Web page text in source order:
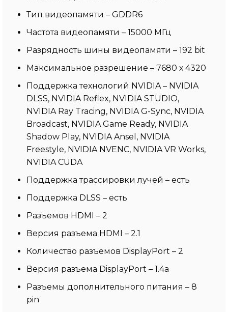
Тип видеопамяти – GDDR6
Частота видеопамяти – 15000 МГц
Разрядность шины видеопамяти – 192 bit
Максимальное разрешение – 7680 х 4320
Поддержка технологий NVIDIA – NVIDIA
DLSS, NVIDIA Reflex, NVIDIA STUDIO,
NVIDIA Ray Tracing, NVIDIA G-Sync, NVIDIA
Broadcast, NVIDIA Game Ready, NVIDIA
Shadow Play, NVIDIA Ansel, NVIDIA
Freestyle, NVIDIA NVENC, NVIDIA VR Works,
NVIDIA CUDA
Поддержка трассировки лучей – есть
Поддержка DLSS – есть
Разъемов HDMI – 2
Версия разъема HDMI – 2.1
Количество разъемов DisplayPort – 2
Версия разъема DisplayPort – 1.4a
Разъемы дополнительного питания – 8
pin